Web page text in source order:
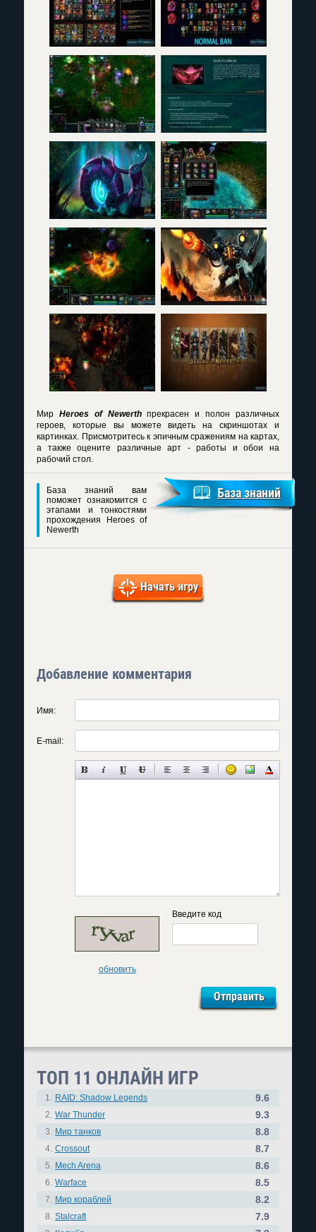
Мир Heroes of Newerthпрекрасен и полон различных
героев, которые вы можете видеть на скриншотах и
картинках. Присмотритесь к эпичным сражениям на картах,
а также оцените различные арт - работы и обои на
рабочий стол.
База знаний вам
поможет ознакомится с
этапами и тонкостями
прохождения Heroes of
Newerth
База знаний
Начать игру
Добавление комментария
Имя:
E-mail:
обновить
Введите код
ТОП 11 ОНЛАЙН ИГР
1. RAID: Shadow Legends 9.6
2. War Thunder 9.3
3. Мир танков 8.8
4. Crossout 8.7
5. Mech Arena 8.6
6. Warface 8.5
7. Мир кораблей 8.2
8. Stalcraft 7.9